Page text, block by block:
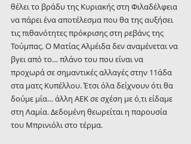
θέλει το βράδυ της Κυριακής στη Φιλαδέλφεια
να πάρει ένα αποτέλεσμα που θα της αυξήσει
τις πιθανότητες πρόκρισης στη ρεβάνς της
Τούμπας. Ο Ματίας Αλμέιδα δεν αναμένεται να
βγει από το… πλάνο του που είναι να
προχωρά σε σημαντικές αλλαγές στην 11άδα
στα ματς Κυπέλλου. Έτσι όλα δείχνουν ότι θα
δούμε μία… άλλη ΑΕΚ σε σχέση με ό,τι είδαμε
στη Λαμία. Δεδομένη θεωρείται η παρουσία
του Μπρινιόλι στο τέρμα.